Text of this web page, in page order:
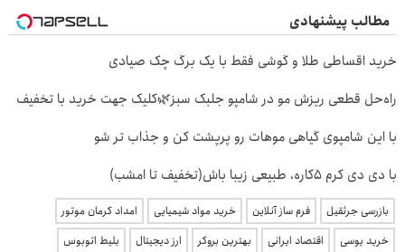
مطالب پیشنهادی
خرید اقساطی طلا و گوشی فقط با یک برگ چک صیادی
راه‌حل قطعی ریزش مو در شامپو جلبک سبز🌿کلیک جهت خرید با تخفیف
با این شامپوی گیاهی موهات رو پرپشت کن و جذاب تر شو
با دی دی کرم 5کاره، طبیعی زیبا باش(تخفیف تا امشب)
بازرسی جرثقیل فرم ساز آنلاین خرید مواد شیمیایی
امداد کرمان موتور
خرید یوسی
اقتصاد ایرانی بهترین بروکر ارز دیجیتال بلیط اتوبوس